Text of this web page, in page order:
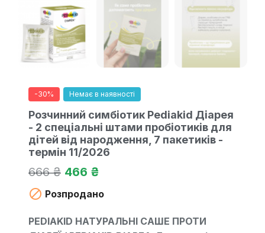
-30% Немає в наявності
Розчинний симбіотик Pediakid Діарея
- 2 спеціальні штами пробіотиків для
дітей від народження, 7 пакетиків -
термін 11/2026
666 ₴ 466 ₴
 Розпродано
PEDIAKID НАТУРАЛЬНІ САШЕ ПРОТИ